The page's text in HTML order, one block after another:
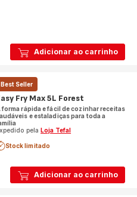
Adicionar ao carrinho
Adicionar ao carrinho
Best Seller
Fry Max 5L Forest
forma rápida e fácil de cozinhar receitas
e estaladiças para toda a
pelaLoja Tefal
Stock limitado